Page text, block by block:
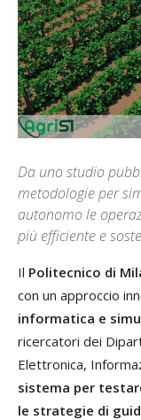
Da uno studio
metodologie per
autonomo le
più efficiente e
Il Politecnico di
con un approccio
informatica e
ricercatori dei
Elettronica,
sistema per
le strategie di